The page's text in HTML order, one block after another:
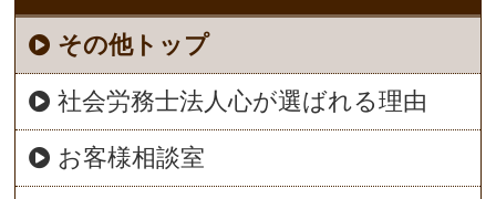
その他トップ
社会労務士法人心が選ばれる理由
お客様相談室